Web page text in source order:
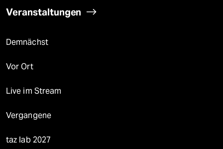
Veranstaltungen
Demnächst
Vor Ort
Live im Stream
Vergangene
taz lab 2027